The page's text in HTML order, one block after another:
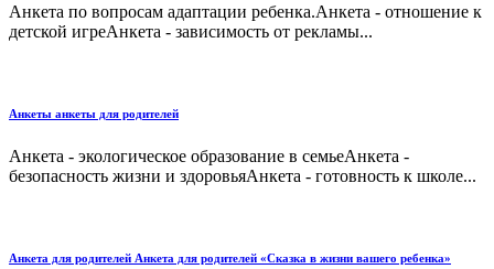
Анкета по вопросам адаптации ребенка.Анкета - отношение к
детской игреАнкета - зависимость от рекламы...
Анкеты анкеты для родителей
Анкета - экологическое образование в семьеАнкета -
безопасность жизни и здоровьяАнкета - готовность к школе...
Анкета для родителей Анкета для родителей «Сказка в жизни вашего ребенка»